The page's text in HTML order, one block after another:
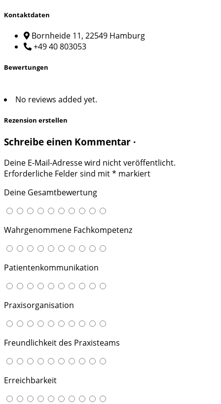
Kontaktdaten
Bornheide 11, 22549 Hamburg
+49 40 803053
Bewertungen
No reviews added yet.
Rezension erstellen
Schreibe einen Kommentar ·
Deine E-Mail-Adresse wird nicht veröffentlicht.
Erforderliche Felder sind mit* markiert
Deine Gesamtbewertung
Wahrgenommene Fachkompetenz
Patientenkommunikation
Praxisorganisation
Freundlichkeit des Praxisteams
Erreichbarkeit